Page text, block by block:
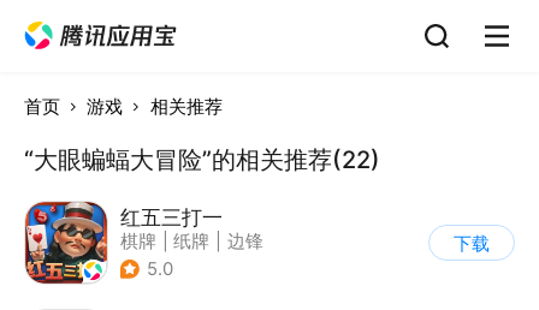
首页 游戏 相关推荐
“大眼蝙蝠大冒险”的相关推荐(22)
红五三打一
棋牌 纸牌
边锋
5.0
下载